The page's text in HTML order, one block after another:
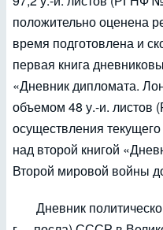
положительно оценена
время подготовлена и
первая книга
«Дневник дипломата.
объемом 48 у.-и. листов
осуществления
над второй книгой
Второй мировой войны
Дневник